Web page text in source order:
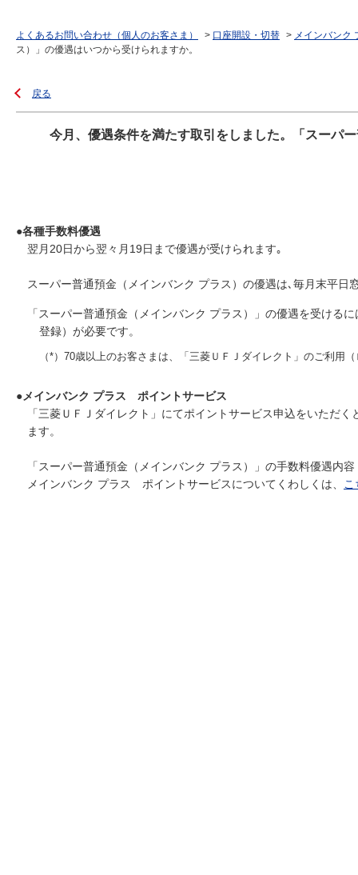
よくあるお問い合わせ（個人のお客さま） > 口座開設・切替 > メインバンク
ス）」の優遇はいつから受けられますか。
戻る
今月、優遇条件を満たす取引をしました。「スーパ
●各種手数料優遇
翌月20日から翌々月19日まで優遇が受けられます｡
スーパー普通預金（メインバンク プラス）の優遇は､毎月末平日
「スーパー普通預金（メインバンク プラス）」の優遇を受ける
登録）が必要です。
（*）70歳以上のお客さまは、「三菱ＵＦＪダイレクト」のご利用
●メインバンク プラス ポイントサービス
「三菱ＵＦＪダイレクト」にてポイントサービス申込をいただ
ます。
「スーパー普通預金（メインバンク プラス）」の手数料優遇内
メインバンク プラス ポイントサービスについてくわしくは、
こ